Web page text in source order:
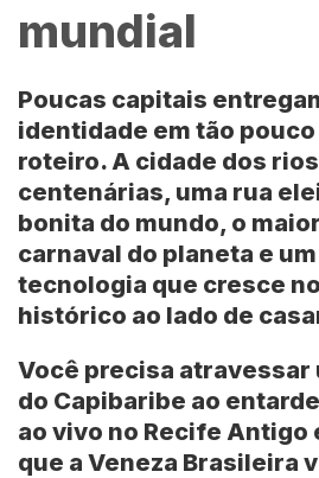
mundial
Poucas capitais
identidade em tão
roteiro. A cidade dos
centenárias, uma rua
bonita do mundo, o
carnaval do planeta e
tecnologia que cresce
histórico ao lado de
Você precisa atravessar
do Capibaribe ao
ao vivo no Recife Antigo
que a Veneza Brasileira